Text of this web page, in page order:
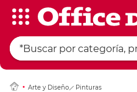
Arte y Diseño
Pinturas